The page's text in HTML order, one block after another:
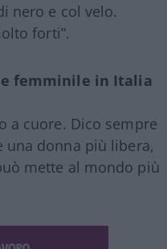
nero e col velo.
forti”.
femminile in Italia
a cuore. Dico sempre
una donna più libera,
mette al mondo più